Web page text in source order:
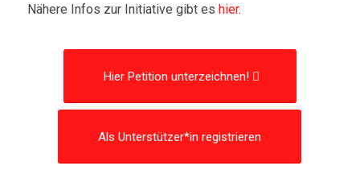
Nähere Infos zur Initiative gibt es hier.
Hier Petition unterzeichnen!
Als Unterstützer*in registrieren